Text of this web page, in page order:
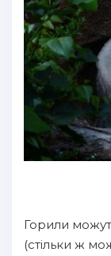
Горили
(стільки ж